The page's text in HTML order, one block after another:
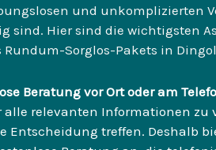
und unkomplizierten
sind. Hier sind die wichtigsten
Rundum-Sorglos-Pakets in
Beratung vor Ort oder am
alle relevanten Informationen zu
Entscheidung treffen. Deshalb